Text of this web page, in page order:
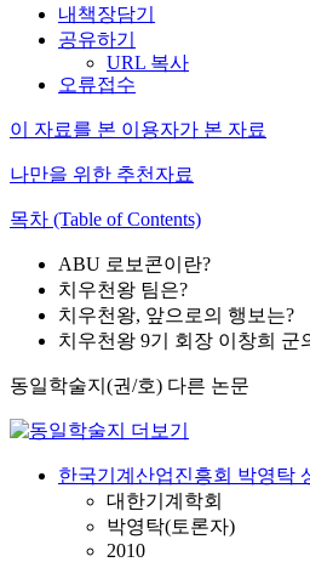
내책장담기
공유하기
URL 복사
오류접수
이 자료를 본 이용자가 본 자료
나만을 위한 추천자료
목차 (Table of Contents)
ABU 로보콘이란?
치우천왕 팀은?
치우천왕, 앞으로의 행보는?
치우천왕 9기 회장 이창희 군
동일학술지(권/호) 다른 논문
한국기계산업진흥회 박영탁
대한기계학회
박영탁(토론자)
2010